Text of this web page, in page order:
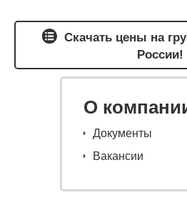
Скачать цены на
России!
О
Документы
Вакансии